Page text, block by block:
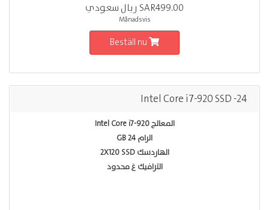
SAR499.00 ريال سعودي
Månadsvis
Intel Core i7-920 SSD -24
المعالج Intel Core i7-920
الرام 24 GB
الهاردسك 2X120 SSD
الترافيك غ محدود